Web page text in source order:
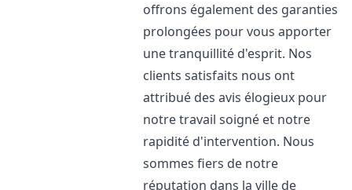
offrons également des garanties
prolongées pour vous apporter
une tranquillité d'esprit. Nos
clients satisfaits nous ont
attribué des avis élogieux pour
notre travail soigné et notre
rapidité d'intervention. Nous
sommes fiers de notre
réputation dans la ville de